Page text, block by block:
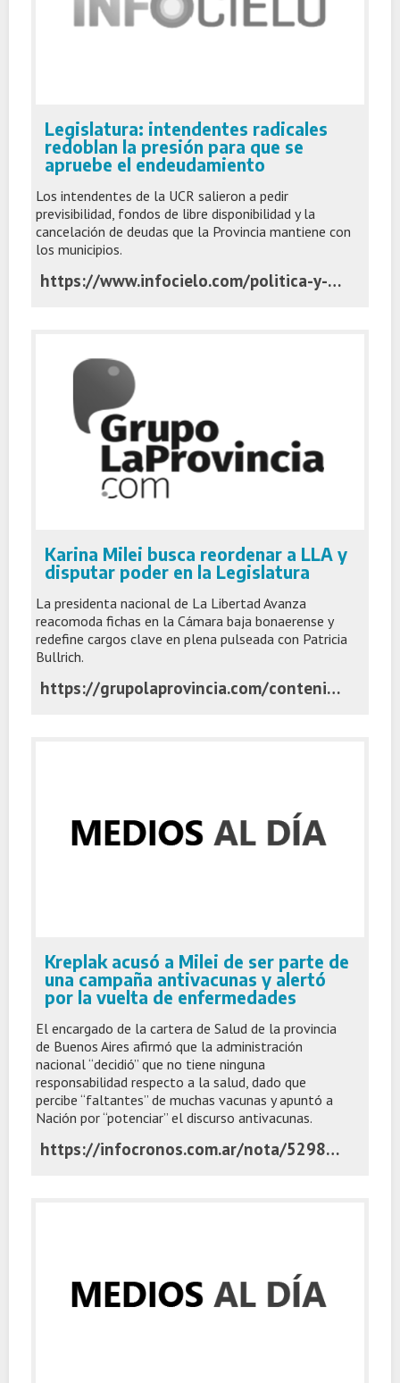
Legislatura: intendentes radicales
redoblan la presión para que se
apruebe el endeudamiento
Los intendentes de la UCR salieron a pedir
previsibilidad, fondos de libre disponibilidad y la
cancelación de deudas que la Provincia mantiene con
los municipios.
https://www.infocielo.com/politica-y-economia/legislatura-intendentes-radicales-redoblan-la-presion-para-que-se-apruebe-el-endeudamiento
Karina Milei busca reordenar a LLA y
disputar poder en la Legislatura
La presidenta nacional de La Libertad Avanza
reacomoda fichas en la Cámara baja bonaerense y
redefine cargos clave en plena pulseada con Patricia
Bullrich.
https://grupolaprovincia.com/contenido/592599/karina-milei-busca-reordenar-a-lla-y-disputar-poder-en-la-legislatura
Kreplak acusó a Milei de ser parte de
una campaña antivacunas y alertó
por la vuelta de enfermedades
El encargado de la cartera de Salud de la provincia
de Buenos Aires afirmó que la administración
nacional “decidió” que no tiene ninguna
responsabilidad respecto a la salud, dado que
percibe “faltantes” de muchas vacunas y apuntó a
Nación por “potenciar” el discurso antivacunas.
https://infocronos.com.ar/nota/52987/antivacunas-kreplak-acuso-a-milei-de-desligarse-de-la-salud-y-alerto-por-nuevos-brotes/